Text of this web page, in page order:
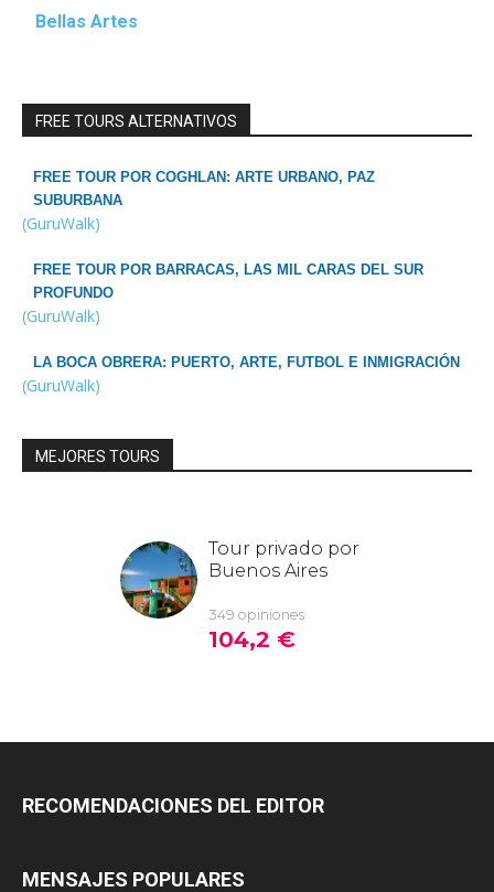
Bellas Artes
FREE TOURS ALTERNATIVOS
FREE TOUR POR COGHLAN: ARTE URBANO, PAZ
SUBURBANA
(GuruWalk)
FREE TOUR POR BARRACAS, LAS MIL CARAS DEL SUR
PROFUNDO
(GuruWalk)
LA BOCA OBRERA: PUERTO, ARTE, FUTBOL E INMIGRACIÓN
(GuruWalk)
MEJORES TOURS
RECOMENDACIONES DEL EDITOR
MENSAJES POPULARES